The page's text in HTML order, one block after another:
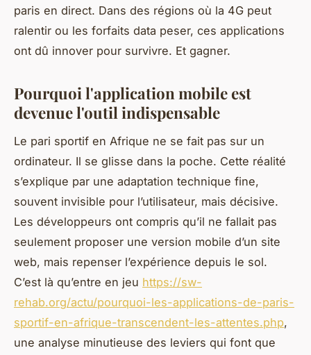
paris en direct. Dans des régions où la 4G peut
ralentir ou les forfaits data peser, ces applications
ont dû innover pour survivre. Et gagner.
Pourquoi l'application mobile est
devenue l'outil indispensable
Le pari sportif en Afrique ne se fait pas sur un
ordinateur. Il se glisse dans la poche. Cette réalité
s’explique par une adaptation technique fine,
souvent invisible pour l’utilisateur, mais décisive.
Les développeurs ont compris qu’il ne fallait pas
seulement proposer une version mobile d’un site
web, mais repenser l’expérience depuis le sol.
C’est là qu’entre en jeu https://sw-
rehab.org/actu/pourquoi-les-applications-de-paris-
sportif-en-afrique-transcendent-les-attentes.php,
une analyse minutieuse des leviers qui font que